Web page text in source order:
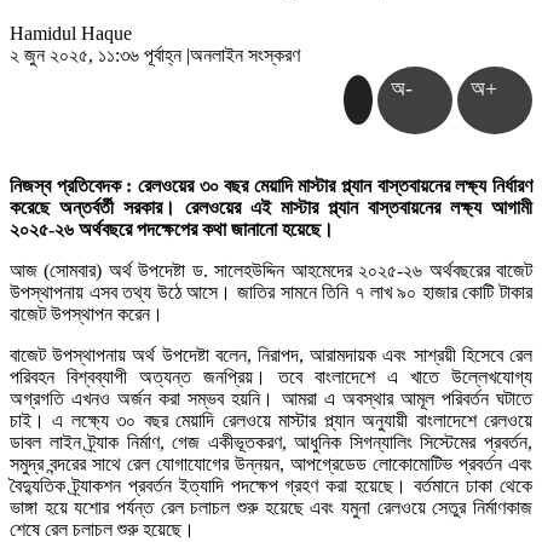
Hamidul Haque
২ জুন ২০২৫, ১১:৩৬ পূর্বাহ্ন |অনলাইন সংস্করণ
অ- অ+
নিজস্ব প্রতিবেদক : রেলওয়ের ৩০ বছর মেয়াদি মাস্টার প্ল্যান বাস্তবায়নের লক্ষ্য নির্ধারণ
করেছে অন্তর্বর্তী সরকার। রেলওয়ের এই মাস্টার প্ল্যান বাস্তবায়নের লক্ষ্য আগামী
২০২৫-২৬ অর্থবছরে পদক্ষেপের কথা জানানো হয়েছে।
আজ (সোমবার) অর্থ উপদেষ্টা ড. সালেহউদ্দিন আহমেদের ২০২৫-২৬ অর্থবছরের বাজেট
উপস্থাপনায় এসব তথ্য উঠে আসে। জাতির সামনে তিনি ৭ লাখ ৯০ হাজার কোটি টাকার
বাজেট উপস্থাপন করেন।
বাজেট উপস্থাপনায় অর্থ উপদেষ্টা বলেন, নিরাপদ, আরামদায়ক এবং সাশ্রয়ী হিসেবে রেল
পরিবহন বিশ্বব্যাপী অত্যন্ত জনপ্রিয়। তবে বাংলাদেশে এ খাতে উল্লেখযোগ্য
অগ্রগতি এখনও অর্জন করা সম্ভব হয়নি। আমরা এ অবস্থার আমূল পরিবর্তন ঘটাতে
চাই। এ লক্ষ্যে ৩০ বছর মেয়াদি রেলওয়ে মাস্টার প্ল্যান অনুযায়ী বাংলাদেশে রেলওয়ে
ডাবল লাইন ট্র্যাক নির্মাণ, গেজ একীভূতকরণ, আধুনিক সিগন্যালিং সিস্টেমের প্রবর্তন,
সমুদ্র বন্দরের সাথে রেল যোগাযোগের উন্নয়ন, আপগ্রেডেড লোকোমোটিভ প্রবর্তন এবং
বৈদ্যুতিক ট্র্যাকশন প্রবর্তন ইত্যাদি পদক্ষেপ গ্রহণ করা হয়েছে। বর্তমানে ঢাকা থেকে
ভাঙ্গা হয়ে যশোর পর্যন্ত রেল চলাচল শুরু হয়েছে এবং যমুনা রেলওয়ে সেতুর নির্মাণকাজ
শেষে রেল চলাচল শুরু হয়েছে।